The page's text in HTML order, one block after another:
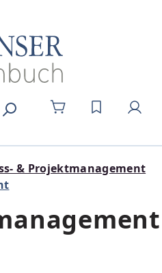
DU HAST 0
& Projektmanagement